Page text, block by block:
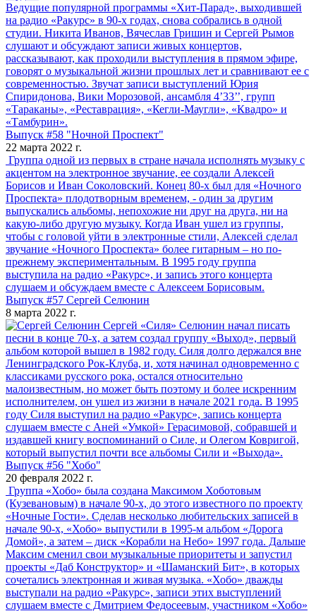
Ведущие популярной программы «Хит-Парад», выходившей
на радио «Ракурс» в 90-х годах, снова собрались в одной
студии. Никита Иванов, Вячеслав Гришин и Сергей Рымов
слушают и обсуждают записи живых концертов,
рассказывают, как проходили выступления в прямом эфире,
говорят о музыкальной жизни прошлых лет и сравнивают ее с
современностью. Звучат записи выступлений Юрия
Спиридонова, Вики Морозовой, ансамбля 4’33’’, групп
«Тараканы», «Реставрация», «Кегли-Маугли», «Квадро» и
«Тамбурин».
Выпуск #58 "Ночной Проспект"
22 марта 2022 г.
Группа одной из первых в стране начала исполнять музыку с
акцентом на электронное звучание, ее создали Алексей
Борисов и Иван Соколовский. Конец 80-х был для «Ночного
Проспекта» плодотворным временем, - один за другим
выпускались альбомы, непохожие ни друг на друга, ни на
какую-либо другую музыку. Когда Иван ушел из группы,
чтобы с головой уйти в электронные стили, Алексей сделал
звучание «Ночного Проспекта» более гитарным – но по-
прежнему экспериментальным. В 1995 году группа
выступила на радио «Ракурс», и запись этого концерта
слушаем и обсуждаем вместе с Алексеем Борисовым.
Выпуск #57 Сергей Селюнин
8 марта 2022 г.
Сергей «Силя» Селюнин начал писать
песни в конце 70-х, а затем создал группу «Выход», первый
альбом которой вышел в 1982 году. Силя долго держался вне
Ленинградского Рок-Клуба, и, хотя начинал одновременно с
классиками русского рока, остался относительно
малоизвестным, но может быть поэтому и более искренним
исполнителем, он ушел из жизни в начале 2021 года. В 1995
году Силя выступил на радио «Ракурс», запись концерта
слушаем вместе с Аней «Умкой» Герасимовой, собравшей и
издавшей книгу воспоминаний о Силе, и Олегом Ковригой,
который выпустил почти все альбомы Сили и «Выхода».
Выпуск #56 "Хобо"
20 февраля 2022 г.
Группа «Хобо» была создана Максимом Хоботовым
(Кузевановым) в начале 90-х, до этого известного по проекту
«Ночные Гости». Сделав несколько любительских записей в
начале 90-х, «Хобо» выпустили в 1995-м альбом «Дорога
Домой», а затем – диск «Корабли на Небо» 1997 года. Дальше
Максим сменил свои музыкальные приоритеты и запустил
проекты «Даб Конструктор» и «Шаманский Бит», в которых
сочетались электронная и живая музыка. «Хобо» дважды
выступали на радио «Ракурс», записи этих выступлений
слушаем вместе с Дмитрием Федосеевым, участником «Хобо»